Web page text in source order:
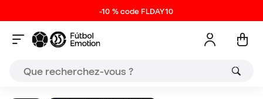
-10 % code FLDAY10